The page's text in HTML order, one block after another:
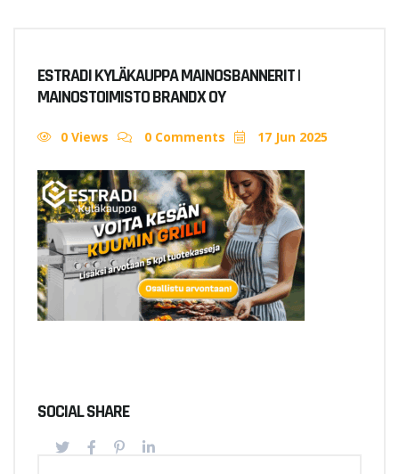
ESTRADI KYLÄKAUPPA MAINOSBANNERIT |
MAINOSTOIMISTO BRANDX OY
0 Views 0 Comments 17 Jun 2025
SOCIAL SHARE